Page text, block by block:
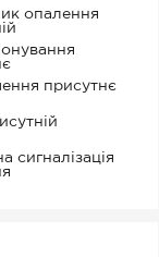
опалення
присутнє
сигналізація